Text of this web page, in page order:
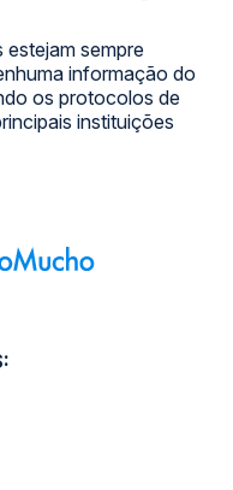
estejam sempre
informação do
os protocolos de
instituições